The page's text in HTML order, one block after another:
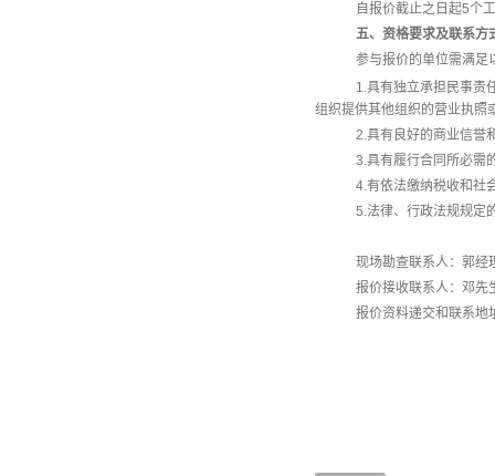
自报价截止之日起5个
五、资格要求及联系方
参与报价的单位需满足
1.具有独立承担民事责
组织提供其他组织的营业执
2.具有良好的商业信誉
3.具有履行合同所必需
4.有依法缴纳税收和社
5.法律、行政法规规定
现场勘查联系人：郭经
报价接收联系人：邓先
报价资料递交和联系地